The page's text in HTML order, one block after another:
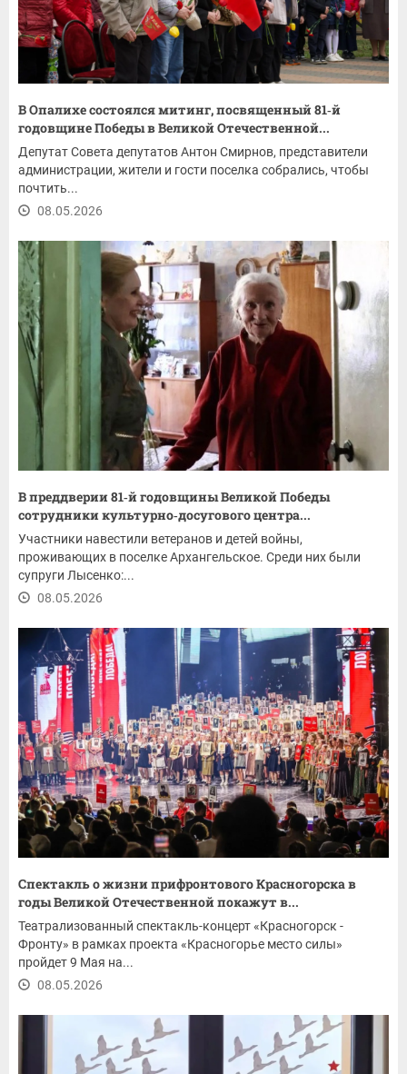
В Опалихе состоялся митинг, посвященный 81‑й
годовщине Победы в Великой Отечественной...
Депутат Совета депутатов Антон Смирнов, представители
администрации, жители и гости поселка собрались, чтобы
почтить...
08.05.2026
В преддверии 81‑й годовщины Великой Победы
сотрудники культурно‑досугового центра...
Участники навестили ветеранов и детей войны,
проживающих в поселке Архангельское. Среди них были
супруги Лысенко:...
08.05.2026
Спектакль о жизни прифронтового Красногорска в
годы Великой Отечественной покажут в...
Театрализованный спектакль-концерт «Красногорск -
Фронту» в рамках проекта «Красногорье место силы»
пройдет 9 Мая на...
08.05.2026